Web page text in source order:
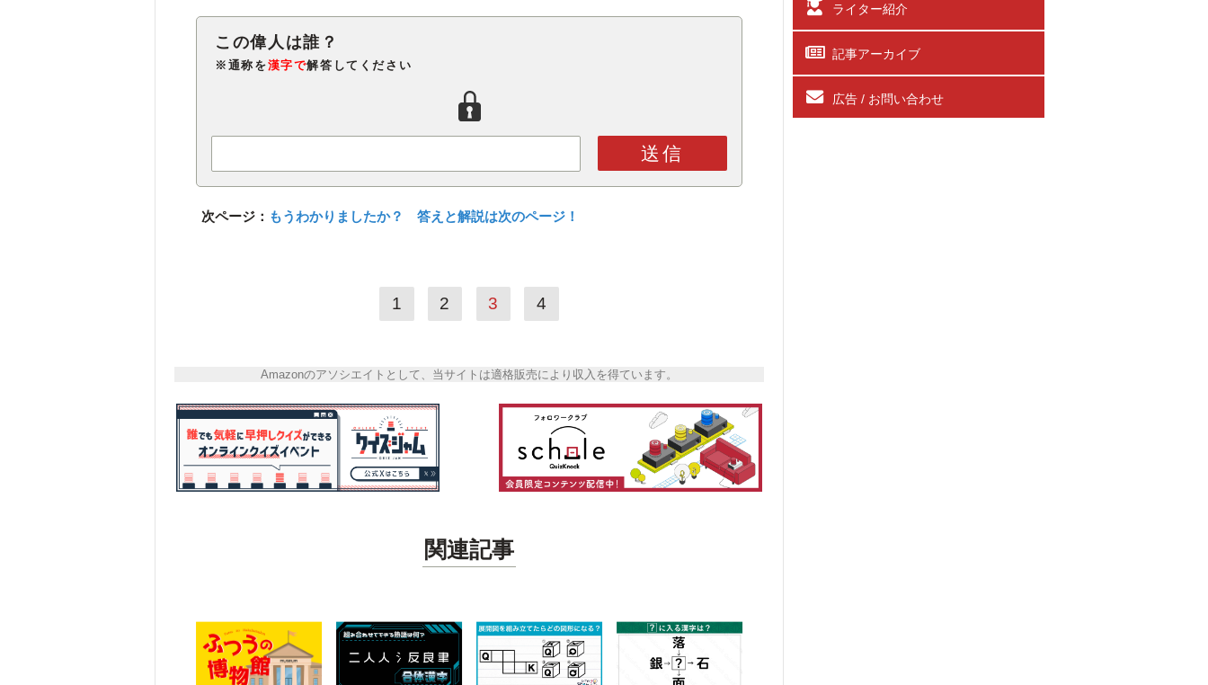
※通称を漢字で解答してください
送信
次ページ： もうわかりましたか？ 答えと解説は次のページ！
1 2 3 4
Amazonのアソシエイトとして、当サイトは適格販売により収入を得ています。
関連記事
ライター紹介
記事アーカイブ
広告 / お問い合わせ